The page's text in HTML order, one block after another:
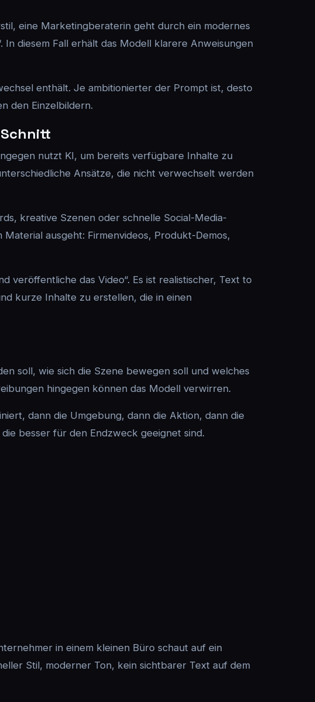
eine Marketingberaterin geht durch ein modernes
diesem Fall erhält das Modell klarere Anweisungen
enthält. Je ambitionierter der Prompt ist, desto
den Einzelbildern.
nutzt KI, um bereits verfügbare Inhalte zu
Ansätze, die nicht verwechselt werden
kreative Szenen oder schnelle Social-Media-
ausgeht: Firmenvideos, Produkt-Demos,
veröffentliche das Video“. Es ist realistischer, Text to
kurze Inhalte zu erstellen, die in einen
soll, wie sich die Szene bewegen soll und welches
hingegen können das Modell verwirren.
dann die Umgebung, dann die Aktion, dann die
besser für den Endzweck geeignet sind.
in einem kleinen Büro schaut auf ein
Stil, moderner Ton, kein sichtbarer Text auf dem